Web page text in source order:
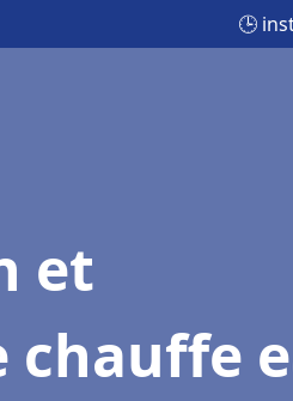
🕒
et
chauffe